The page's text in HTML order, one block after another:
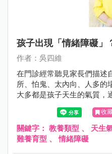
孩子出現「情緒障礙」
作者：吳四維
在門診經常聽見家長們描述
所、怕鬼、太內向、人多的
大多都是孩子天生的氣質，
間的適應與鼓勵，多數孩子
形下若孩子本身有疾病如過
庭的教養出了問題，可能導
靈，而出現所謂的情緒障礙。
收
關鍵字： 教養類型 、 天生
難養育型 、情緒障礙